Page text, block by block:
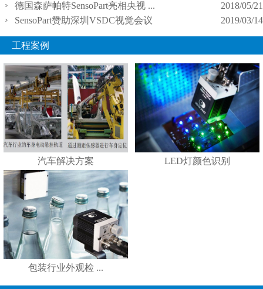
德国森萨帕特SensoPart亮相央视 ...
2018/05/21
SensoPart赞助深圳VSDC视觉会议
2019/03/14
工程案例
汽车解决方案 LED灯颜色识别
包装行业外观检 ...